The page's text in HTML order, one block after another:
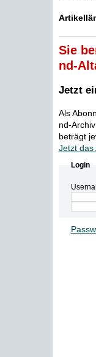
Sie
nd-
Jetzt
Als
nd-
beträgt
Jetzt das
Login